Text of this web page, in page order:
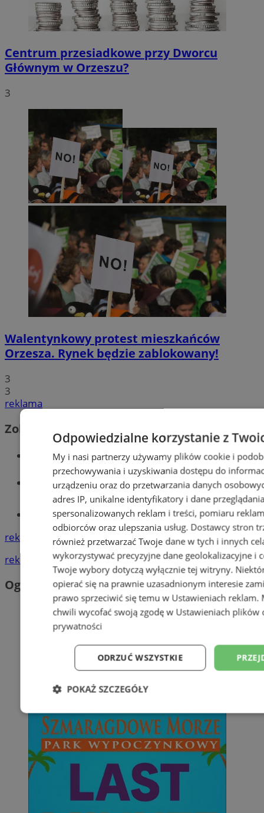
Centrum przesiadkowe przy Dworcu
Głównym w Orzeszu?
3
Walentynkowy protest mieszkańców
Orzesza. Rynek będzie zablokowany!
3
3
reklama
Zobacz również
Wiadomości kryminalne w Orzeszu
Wiadomości lokalne
Tworzenie stron www - Orzesze
reklama
reklama
Ogłoszenia
Odpowiedzialne korzystanie z
My i nasi partnerzy używamy plików cookie i
przechowywania i uzyskiwania dostępu do
urządzeniu oraz do przetwarzania danych
adres IP, unikalne identyfikatory i dane
spersonalizowanych reklam i treści, pomiaru
odbiorców oraz ulepszania usług. Dostawcy stron
również przetwarzać Twoje dane w tych i innych
wykorzystywać precyzyjne dane geolokalizacyjne i
Twoje wybory dotyczą wyłącznie tej witryny.
opierać się na prawnie uzasadnionym interesie
prawo sprzeciwić się temu w Ustawieniach reklam.
chwili wycofać swoją zgodę w Ustawieniach plików
prywatności
ODRZUĆ WSZYSTKIE
POKAŻ SZCZEGÓŁY
Niezbędne Wydajność
Niesklasyfikowane